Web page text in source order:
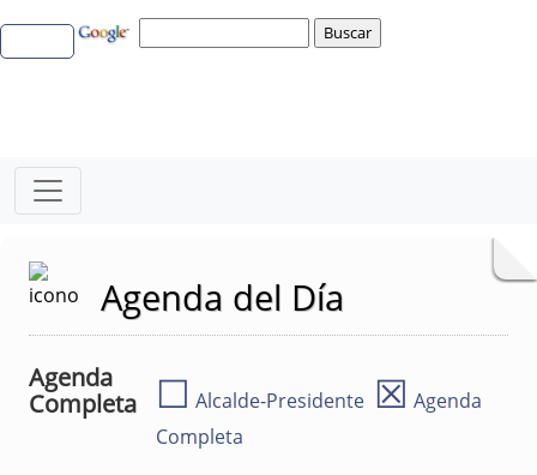
Agenda del Día
Agenda
Completa
☐ Alcalde-Presidente ☒ Agenda
Completa